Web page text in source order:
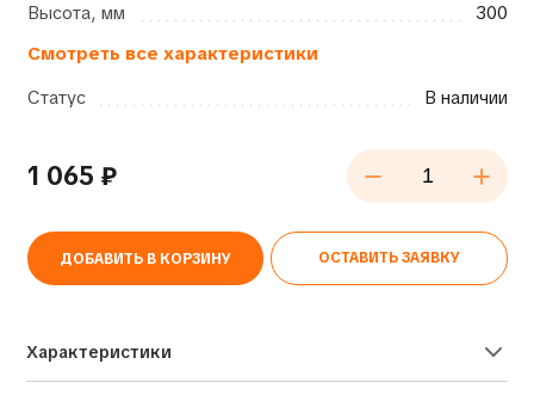
Высота, мм
300
Смотреть все характеристики
Статус
В наличии
1 065 ₽
ДОБАВИТЬ В КОРЗИНУ ОСТАВИТЬ ЗАЯВКУ
Характеристики